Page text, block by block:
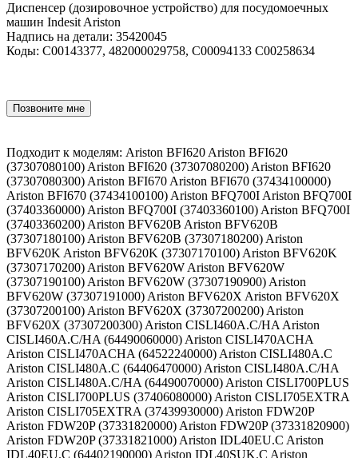
Диспенсер (дозировочное устройство) для посудомоечных
машин Indesit Ariston
Надпись на детали: 35420045
Коды: C00143377, 482000029758, C00094133 C00258634
Позвоните мне
Подходит к моделям: Ariston BFI620 Ariston BFI620
(37307080100) Ariston BFI620 (37307080200) Ariston BFI620
(37307080300) Ariston BFI670 Ariston BFI670 (37434100000)
Ariston BFI670 (37434100100) Ariston BFQ700I Ariston BFQ700I
(37403360000) Ariston BFQ700I (37403360100) Ariston BFQ700I
(37403360200) Ariston BFV620B Ariston BFV620B
(37307180100) Ariston BFV620B (37307180200) Ariston
BFV620K Ariston BFV620K (37307170100) Ariston BFV620K
(37307170200) Ariston BFV620W Ariston BFV620W
(37307190100) Ariston BFV620W (37307190900) Ariston
BFV620W (37307191000) Ariston BFV620X Ariston BFV620X
(37307200100) Ariston BFV620X (37307200200) Ariston
BFV620X (37307200300) Ariston CISLI460A.C/HA Ariston
CISLI460A.C/HA (64490060000) Ariston CISLI470ACHA
Ariston CISLI470ACHA (64522240000) Ariston CISLI480A.C
Ariston CISLI480A.C (64406470000) Ariston CISLI480A.C/HA
Ariston CISLI480A.C/HA (64490070000) Ariston CISLI700PLUS
Ariston CISLI700PLUS (37406080000) Ariston CISLI705EXTRA
Ariston CISLI705EXTRA (37439930000) Ariston FDW20P
Ariston FDW20P (37331820000) Ariston FDW20P (37331820900)
Ariston FDW20P (37331821000) Ariston IDL40EU.C Ariston
IDL40EU.C (64402190000) Ariston IDL40SUK.C Ariston